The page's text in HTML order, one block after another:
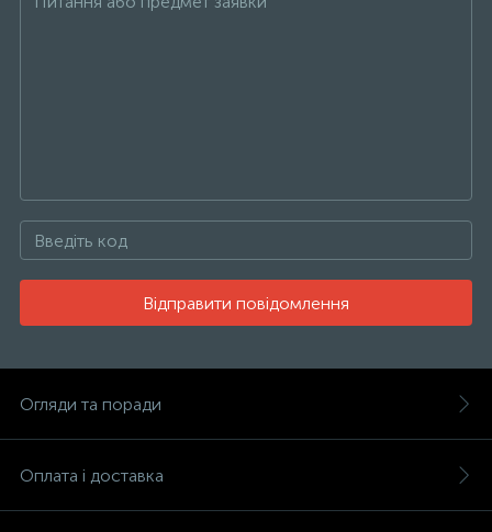
Відправити повідомлення
Огляди та поради
Оплата і доставка